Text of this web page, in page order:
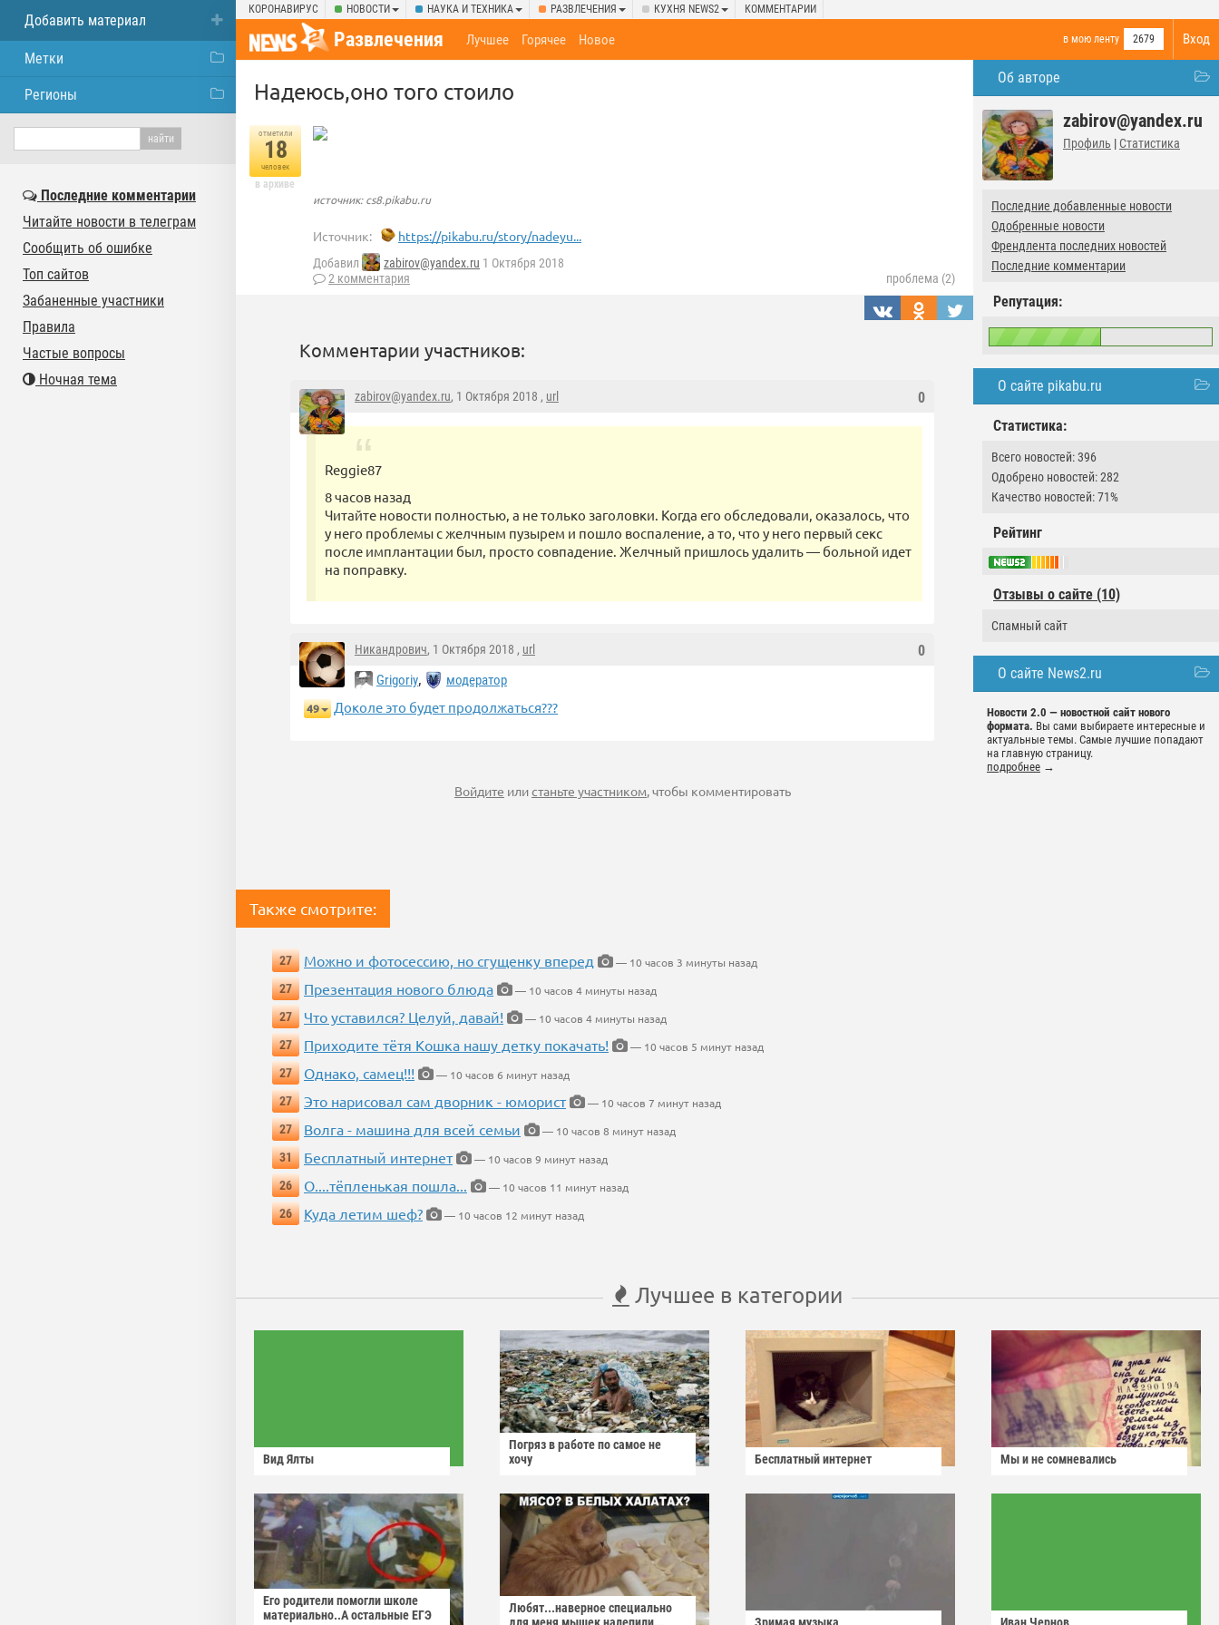
КОРОНАВИРУС НОВОСТИ НАУКА И ТЕХНИКА РАЗВЛЕЧЕНИЯ КУХНЯ NEWS2 КОММЕНТАРИИ
Вход
Развлечения в мою ленту 2679
Лучшее Горячее Новое
Об авторе
zabirov@yandex.ru
Профиль | Статистика
Последние добавленные новости
Одобренные новости
Френдлента последних новостей
Последние комментарии
Репутация:
О сайте pikabu.ru
Статистика:
Всего новостей: 396
Одобрено новостей: 282
Качество новостей: 71%
Рейтинг
Отзывы о сайте (10)
Спамный сайт
О сайте News2.ru
Новости 2.0 — новостной сайт нового
формата. Вы сами выбираете интересные и
актуальные темы. Самые лучшие попадают
на главную страницу.
подробнее →
Надеюсь,оно того стоило
отметили
18
человек
в архиве
источник: cs8.pikabu.ru
Источник: https://pikabu.ru/story/nadeyu...
Добавил zabirov@yandex.ru 1 Октября 2018
2 комментария
проблема (2)
Комментарии участников:
0
zabirov@yandex.ru, 1 Октября 2018 , url
Reggie87
8 часов назад
Читайте новости полностью, а не только заголовки. Когда его обследовали, оказалось, что
у него проблемы с желчным пузырем и пошло воспаление, а то, что у него первый секс
после имплантации был, просто совпадение. Желчный пришлось удалить — больной идет
на поправку.
0
Никандрович, 1 Октября 2018 , url
Grigoriy, модератор
49 Доколе это будет продолжаться???
Войдите илистаньте участником, чтобы комментировать
Также смотрите:
27 Можно и фотосессию, но сгущенку вперед
— 10 часов 3 минуты назад
27
Презентация нового блюда
— 10 часов 4 минуты назад
27
Что уставился? Целуй, давай!
— 10 часов 4 минуты назад
27
Приходите тётя Кошка нашу детку покачать!
— 10 часов 5 минут назад
27
Однако, самец!!!
— 10 часов 6 минут назад
27
Это нарисовал сам дворник - юморист
— 10 часов 7 минут назад
27
Волга - машина для всей семьи
— 10 часов 8 минут назад
31
Бесплатный интернет
— 10 часов 9 минут назад
26
О....тёпленькая пошла...
— 10 часов 11 минут назад
26
Куда летим шеф? — 10 часов 12 минут назад
Лучшее в категории
Вид Ялты
Погряз в работе по самое не
хочу
Бесплатный интернет Мы и не сомневались
Его родители помогли школе
материально..А остальные ЕГЭ
Любят...наверное специально
Добавить материал
Метки
Регионы
Последние комментарии
Читайте новости в телеграм
Сообщить об ошибке
Топ сайтов
Забаненные участники
Правила
Частые вопросы
Ночная тема